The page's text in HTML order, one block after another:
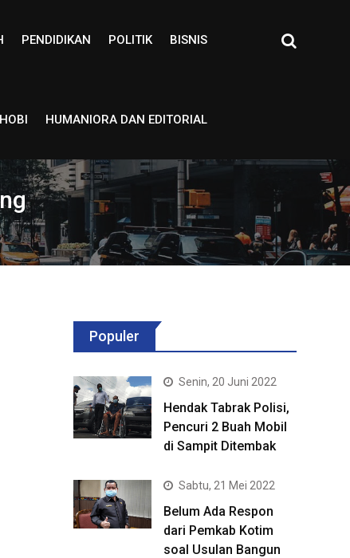
PENDIDIKAN POLITIK BISNIS
HOBI HUMANIORA DAN EDITORIAL
Populer
Senin, 20 Juni 2022
Hendak Tabrak Polisi,
Pencuri 2 Buah Mobil
di Sampit Ditembak
Sabtu, 21 Mei 2022
Belum Ada Respon
dari Pemkab Kotim
soal Usulan Bangun